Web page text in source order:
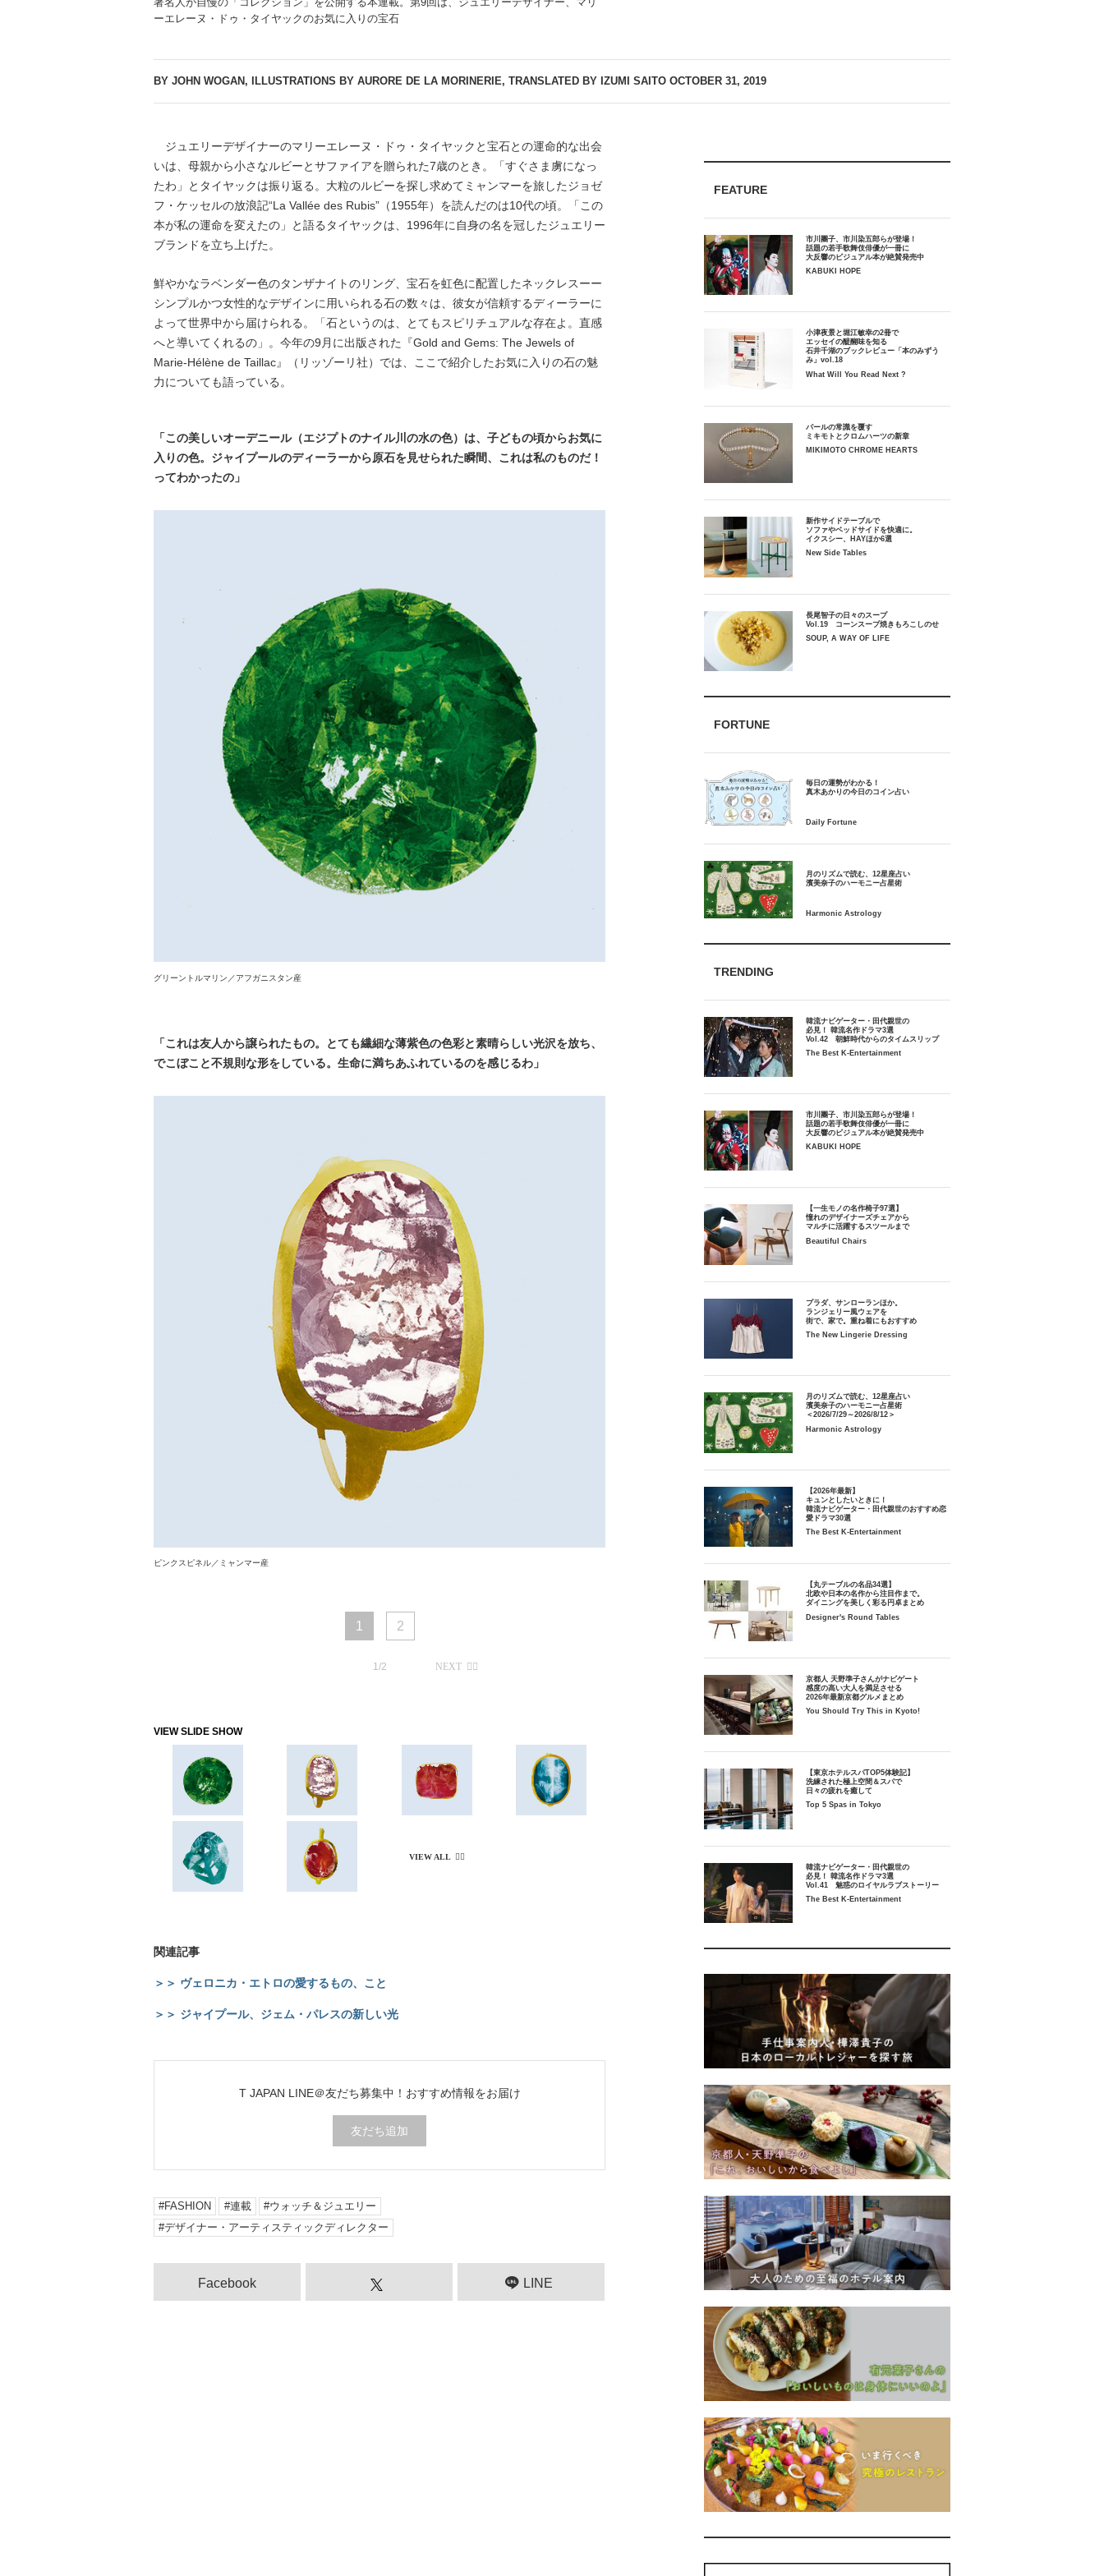
ーエレーヌ・ドゥ・タイヤックのお気に入りの宝石
BY JOHN WOGAN, ILLUSTRATIONS BY AURORE DE LA MORINERIE, TRANSLATED BY IZUMI SAITO OCTOBER 31, 2019
ジュエリーデザイナーのマリーエレーヌ・ドゥ・タイヤックと宝石との運命的な出会
いは、母親から小さなルビーとサファイアを贈られた7歳のとき。「すぐさま虜になっ
たわ」とタイヤックは振り返る。大粒のルビーを探し求めてミャンマーを旅したジョゼ
フ・ケッセルの放浪記“La Vallée des Rubis”（1955年）を読んだのは10代の頃。「この
本が私の運命を変えたの」と語るタイヤックは、1996年に自身の名を冠したジュエリー
ブランドを立ち上げた。
鮮やかなラベンダー色のタンザナイトのリング、宝石を虹色に配置したネックレスーー
シンプルかつ女性的なデザインに用いられる石の数々は、彼女が信頼するディーラーに
よって世界中から届けられる。「石というのは、とてもスピリチュアルな存在よ。直感
へと導いてくれるの」。今年の9月に出版された『Gold and Gems: The Jewels of
Marie-Hélène de Taillac』（リッゾーリ社）では、ここで紹介したお気に入りの石の魅
力についても語っている。
「この美しいオーデニール（エジプトのナイル川の水の色）は、子どもの頃からお気に
入りの色。ジャイプールのディーラーから原石を見せられた瞬間、これは私のものだ！
ってわかったの」
グリーントルマリン／アフガニスタン産
「これは友人から譲られたもの。とても繊細な薄紫色の色彩と素晴らしい光沢を放ち、
でこぼこと不規則な形をしている。生命に満ちあふれているのを感じるわ」
ピンクスピネル／ミャンマー産
1 2
1/2
関連記事
＞＞ ヴェロニカ・エトロの愛するもの、こと
＞＞ ジャイプール、ジェム・パレスの新しい光
T JAPAN LINE＠友だち募集中！ おすすめ情報をお届け
友だち追加
FASHION 連載
ウォッチ＆ジュエリー
デザイナー・アーティスティックディレクター
Facebook LINE
FEATURE
市川團子、市川染五郎らが登場！
話題の若手歌舞伎俳優が一冊に
大反響のビジュアル本が絶賛発売中
KABUKI HOPE
小津夜景と堀江敏幸の2冊で
エッセイの醍醐味を知る
石井千湖のブックレビュー「本のみずう
み」vol.18
What Will You Read Next ?
パールの常識を覆す
ミキモトとクロムハーツの新章
MIKIMOTO CHROME HEARTS
新作サイドテーブルで
ソファやベッドサイドを快適に。
イクスシー、HAYほか6選
New Side Tables
長尾智子の日々のスープ
Vol.19 コーンスープ焼きもろこしのせ
SOUP, A WAY OF LIFE
FORTUNE
毎日の運勢がわかる！
月のリズムで読む、12星座占い
TRENDING
韓流ナビゲーター・田代親世の
必見！ 韓流名作ドラマ3選
Vol.42 朝鮮時代からのタイムスリップ
The Best K-Entertainment
市川團子、市川染五郎らが登場！
話題の若手歌舞伎俳優が一冊に
大反響のビジュアル本が絶賛発売中
KABUKI HOPE
【一生モノの名作椅子97選】
憧れのデザイナーズチェアから
マルチに活躍するスツールまで
Beautiful Chairs
プラダ、サンローランほか。
ランジェリー風ウェアを
街で、家で。重ね着にもおすすめ
The New Lingerie Dressing
月のリズムで読む、12星座占い
濱美奈子のハーモニー占星術
＜2026/7/29～2026/8/12＞
Harmonic Astrology
【2026年最新】
キュンとしたいときに！
韓流ナビゲーター・田代親世のおすすめ恋
愛ドラマ30選
The Best K-Entertainment
【丸テーブルの名品34選】
北欧や日本の名作から注目作まで。
ダイニングを美しく彩る円卓まとめ
Designer's Round Tables
京都人 天野準子さんがナビゲート
感度の高い大人を満足させる
2026年最新京都グルメまとめ
You Should Try This in Kyoto!
【東京ホテルスパTOP5体験記】
洗練された極上空間＆スパで
日々の疲れを癒して
Top 5 Spas in Tokyo
韓流ナビゲーター・田代親世の
必見！ 韓流名作ドラマ3選
Vol.41 魅惑のロイヤルラブストーリー
The Best K-Entertainment